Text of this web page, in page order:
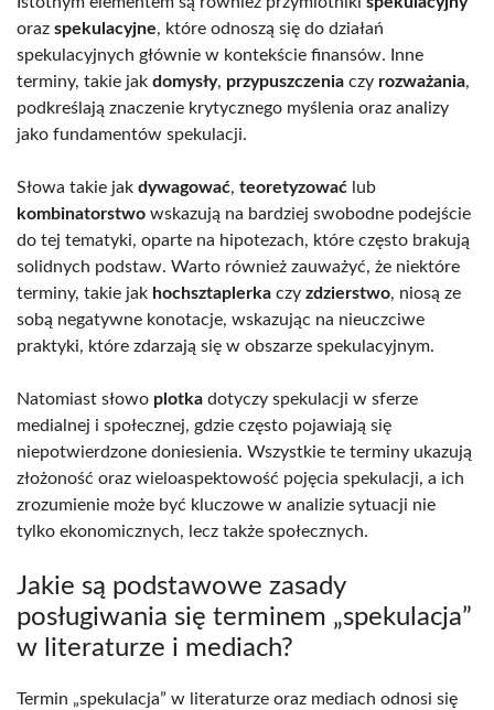
oraz spekulacyjne, które odnoszą się do działań
spekulacyjnych głównie w kontekście finansów. Inne
terminy, takie jak domysły, przypuszczenia czy rozważania,
podkreślają znaczenie krytycznego myślenia oraz analizy
jako fundamentów spekulacji.
Słowa takie jak dywagować, teoretyzować lub
kombinatorstwo wskazują na bardziej swobodne podejście
do tej tematyki, oparte na hipotezach, które często brakują
solidnych podstaw. Warto również zauważyć, że niektóre
terminy, takie jak hochsztaplerka czy zdzierstwo, niosą ze
sobą negatywne konotacje, wskazując na nieuczciwe
praktyki, które zdarzają się w obszarze spekulacyjnym.
Natomiast słowo plotka dotyczy spekulacji w sferze
medialnej i społecznej, gdzie często pojawiają się
niepotwierdzone doniesienia. Wszystkie te terminy ukazują
złożoność oraz wieloaspektowość pojęcia spekulacji, a ich
zrozumienie może być kluczowe w analizie sytuacji nie
tylko ekonomicznych, lecz także społecznych.
Jakie są podstawowe zasady
posługiwania się terminem „spekulacja”
w literaturze i mediach?
Termin „spekulacja” w literaturze oraz mediach odnosi się